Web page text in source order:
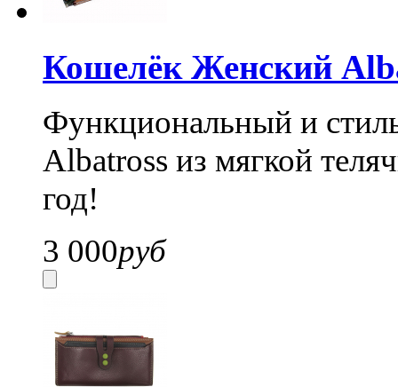
Кошелёк Женский
Функциональный и
Albatross из мягкой
год!
3 000руб